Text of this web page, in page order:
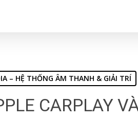
– HỆ THỐNG ÂM THANH & GIẢI TRÍ
CARPLAY